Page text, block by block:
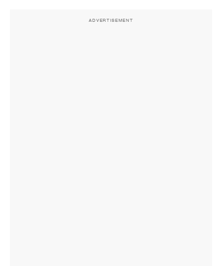
ADVERTISEMENT